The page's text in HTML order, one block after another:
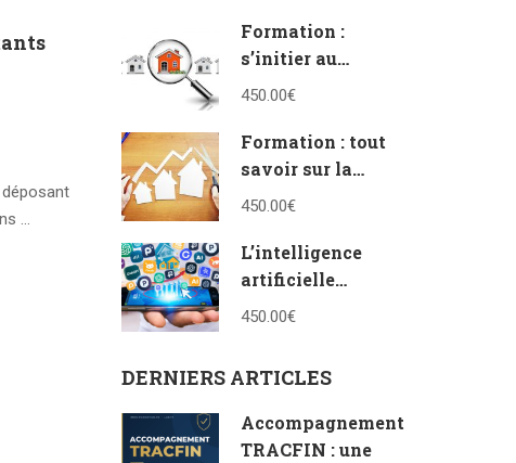
…
Formation :
s’initier au
vocabulaire de
450.00€
Formation : tout
savoir sur la
vente en bloc et à
450.00€
L’intelligence
artificielle
appliquée à
450.00€
DERNIERS ARTICLES
Accompagnement
TRACFIN : une